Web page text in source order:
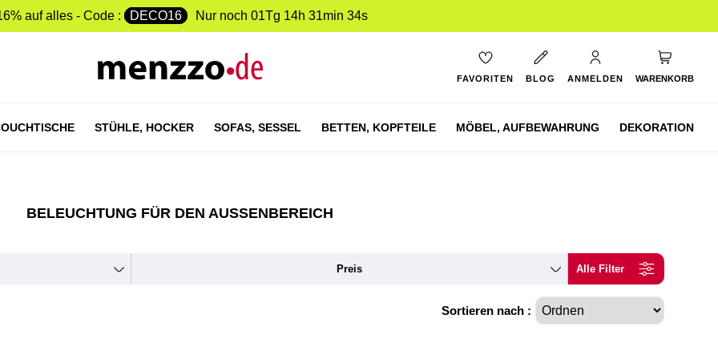
auf alles - Code : DECO16 Nur noch 01Tg 14h 31min 33s
FAVORITEN BLOG ANMELDEN WARENKORB
STÜHLE, HOCKER SOFAS, SESSEL BETTEN, KOPFTEILE MÖBEL, AUFBEWAHRUNG DEKORATION
BELEUCHTUNG FÜR DEN AUSSENBEREICH
Preis Alle Filter
Sortieren nach :